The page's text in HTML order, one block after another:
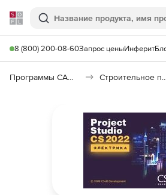
Softline
Поиск
8 (800) 200-08-60Запрос ценыИнферит
Программы САПР и ГИС Строительное